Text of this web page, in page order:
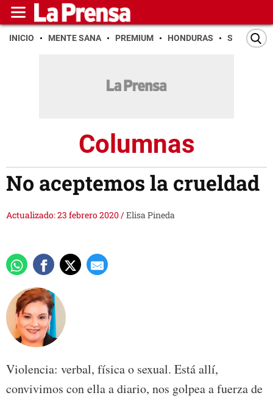
INICIO MENTE SANA PREMIUM HONDURAS SAN PEDRO
Columnas
No aceptemos la crueldad
Actualizado: 23 febrero 2020/Elisa Pineda
Violencia: verbal, física o sexual. Está allí,
convivimos con ella a diario, nos golpea a fuerza de